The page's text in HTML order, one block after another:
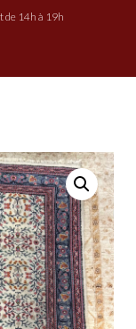
de 14h à 19h